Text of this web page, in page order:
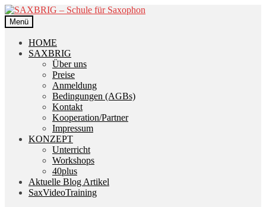
Zur
Navigation
springen
Zum
Inhalt
springen
Menü
HOME
SAXBRIG
Über uns
Preise
Anmeldung
Bedingungen (AGBs)
Kontakt
Kooperation/Partner
Impressum
KONZEPT
Unterricht
Workshops
40plus
Aktuelle Blog Artikel
SaxVideoTraining